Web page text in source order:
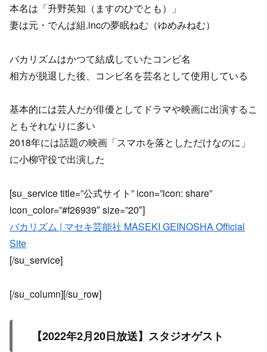
本名は「升野英知（ますのひでとも）」
妻は元・でんぱ組.incの夢眠ねむ（ゆめみねむ）
バカリズムはかつて結成していたコンビ名
相方が脱退した後、コンビ名を芸名として使用している
基本的には芸人だが俳優としてドラマや映画に出演するこ
ともそれなりに多い
2018年には話題の映画「スマホを落としただけなのに」
に小柳守役で出演した
[su_service title=”公式サイト” icon=”icon: share”
icon_color=”#f26939″ size=”20″]
バカリズム | マセキ芸能社 MASEKI GEINOSHA Official
Site
[/su_service]
[/su_column][/su_row]
【2022年2月20日放送】スタジオゲスト